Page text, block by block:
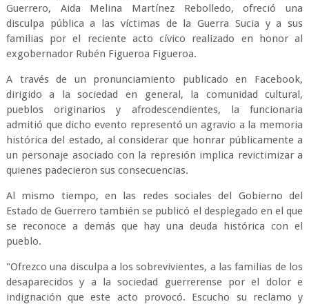
Guerrero, Aida Melina Martínez Rebolledo, ofreció una
disculpa pública a las víctimas de la Guerra Sucia y a sus
familias por el reciente acto cívico realizado en honor al
exgobernador Rubén Figueroa Figueroa.
A través de un pronunciamiento publicado en Facebook,
dirigido a la sociedad en general, la comunidad cultural,
pueblos originarios y afrodescendientes, la funcionaria
admitió que dicho evento representó un agravio a la memoria
histórica del estado, al considerar que honrar públicamente a
un personaje asociado con la represión implica revictimizar a
quienes padecieron sus consecuencias.
Al mismo tiempo, en las redes sociales del Gobierno del
Estado de Guerrero también se publicó el desplegado en el que
se reconoce a demás que hay una deuda histórica con el
pueblo.
"Ofrezco una disculpa a los sobrevivientes, a las familias de los
desaparecidos y a la sociedad guerrerense por el dolor e
indignación que este acto provocó. Escucho su reclamo y